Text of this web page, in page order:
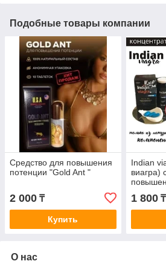
Подобные товары компании
Средство для повышения
потенции "Gold Ant "
2 000 ₸
Купить
Indian
виагра)
1 800₸
О нас